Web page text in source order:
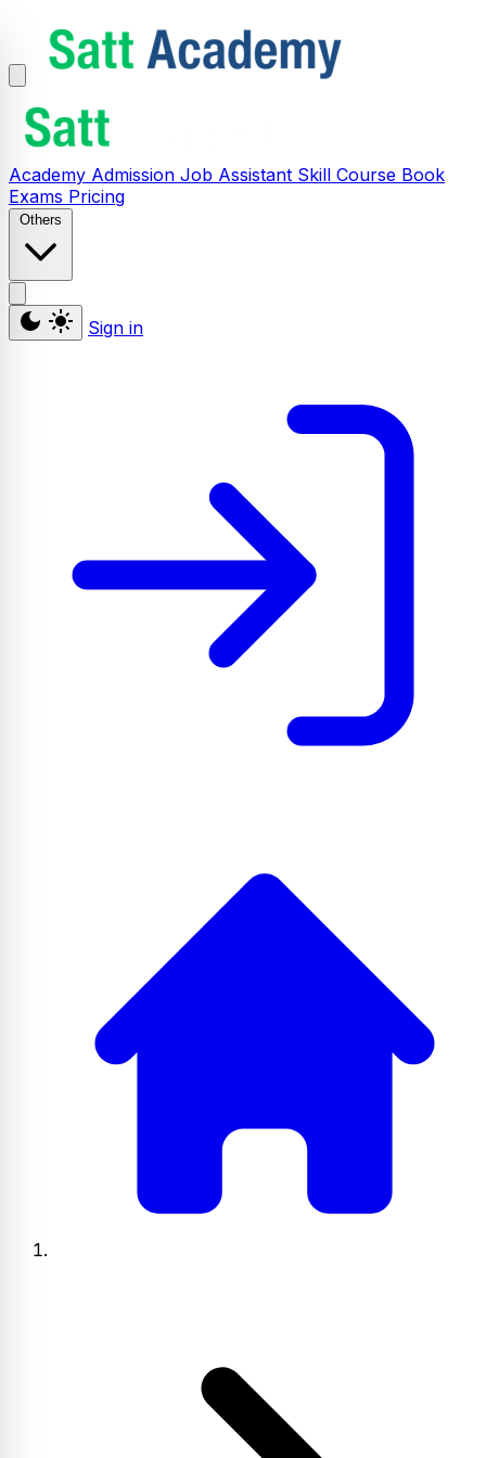
Academy Admission Job Assistant Skill Course Book
Exams Pricing
Others
Sign in